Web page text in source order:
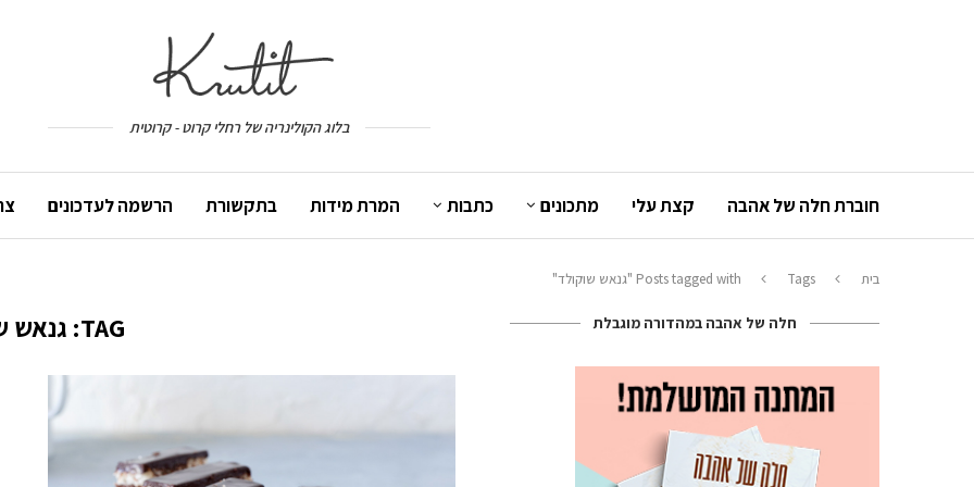
בלוג הקולינריה של רחלי קרוט - קרוטית
חוברת חלה של אהבה קצת עלי מתכונים כתבות המרת מידות בתקשורת הרשמה לעדכונים
בית Tags Posts tagged with "גנאש שוקולד"
TAG: גנאש חלה של אהבה במהדורה מוגבלת